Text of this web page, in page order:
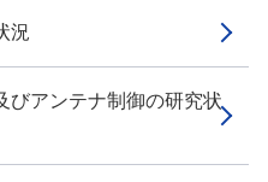
況
びアンテナ制御の研究状